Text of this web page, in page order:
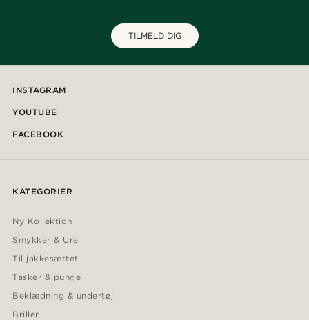
TILMELD DIG
INSTAGRAM
YOUTUBE
FACEBOOK
KATEGORIER
Ny Kollektion
Smykker & Ure
Til jakkesættet
Tasker & punge
Beklædning & undertøj
Briller